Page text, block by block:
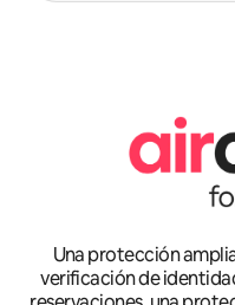
Una protección
verificación de